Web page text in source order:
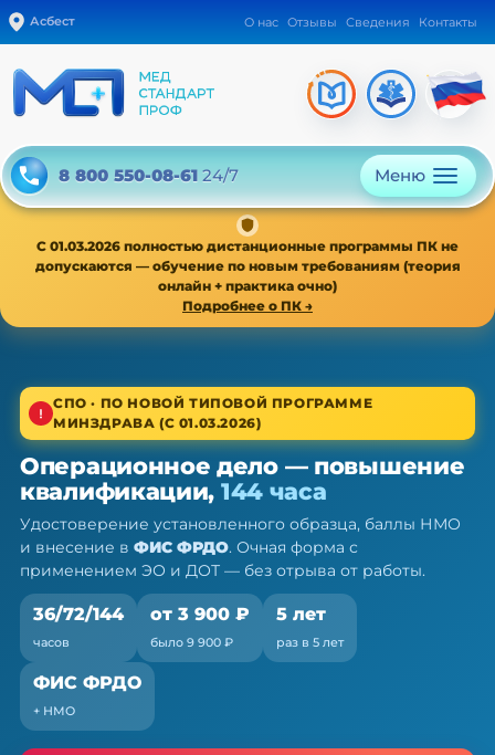
Асбест О нас Отзывы Сведения Контакты
8 800 550-08-61 24/7 Меню
С 01.03.2026 полностью дистанционные программы ПК не
допускаются — обучение по новым требованиям (теория
онлайн + практика очно)
Подробнее о ПК →
Среднее звено · новая типовая программа
Операционное дело — ПК,
36/72/144 ч
Очно (практика) + теория онлайн, без отрыва от
работы
СПО · ПО НОВОЙ ТИПОВОЙ ПРОГРАММЕ
МИНЗДРАВА (С 01.03.2026)
Операционное дело — повышение
квалификации, 144 часа
Удостоверение установленного образца, баллы НМО
и внесение в ФИС ФРДО. Очная форма с
применением ЭО и ДОТ — без отрыва от работы.
36/72/144
часов
от 3 900 ₽
было 9 900 ₽
5 лет
раз в 5 лет
ФИС ФРДО
+ НМО